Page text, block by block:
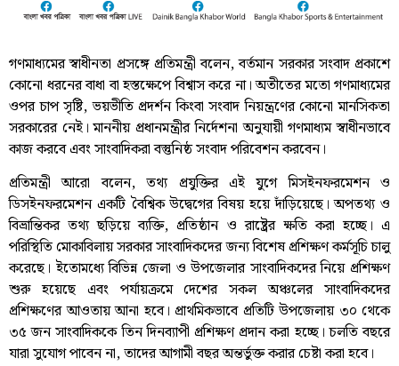
গণমাধ্যমের স্বাধীনতা প্রসঙ্গে প্রতিমন্ত্রী বলেন, বর্তমান সরকার সংবাদ প্রকাশে
কোনো ধরনের বাধা বা হস্তক্ষেপে বিশ্বাস করে না। অতীতের মতো গণমাধ্যমের
ওপর চাপ সৃষ্টি, ভয়ভীতি প্রদর্শন কিংবা সংবাদ নিয়ন্ত্রণের কোনো মানসিকতা
সরকারের নেই। মাননীয় প্রধানমন্ত্রীর নির্দেশনা অনুযায়ী গণমাধ্যম স্বাধীনভাবে
কাজ করবে এবং সাংবাদিকরা বস্তুনিষ্ঠ সংবাদ পরিবেশন করবেন।
প্রতিমন্ত্রী আরো বলেন, তথ্য প্রযুক্তির এই যুগে মিসইনফরমেশন ও
ডিসইনফরমেশন একটি বৈশ্বিক উদ্বেগের বিষয় হয়ে দাঁড়িয়েছে। অপতথ্য ও
বিভ্রান্তিকর তথ্য ছড়িয়ে ব্যক্তি, প্রতিষ্ঠান ও রাষ্ট্রের ক্ষতি করা হচ্ছে। এ
পরিস্থিতি মোকাবিলায় সরকার সাংবাদিকদের জন্য বিশেষ প্রশিক্ষণ কর্মসূচি চালু
করেছে। ইতোমধ্যে বিভিন্ন জেলা ও উপজেলার সাংবাদিকদের নিয়ে প্রশিক্ষণ
শুরু হয়েছে এবং পর্যায়ক্রমে দেশের সকল অঞ্চলের সাংবাদিকদের
প্রশিক্ষণের আওতায় আনা হবে। প্রাথমিকভাবে প্রতিটি উপজেলায় ৩০ থেকে
৩৫ জন সাংবাদিককে তিন দিনব্যাপী প্রশিক্ষণ প্রদান করা হচ্ছে। চলতি বছরে
যারা সুযোগ পাবেন না, তাদের আগামী বছর অন্তর্ভুক্ত করার চেষ্টা করা হবে।